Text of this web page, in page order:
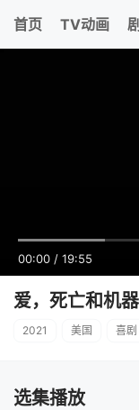
首页 TV动画
00:00 / 19:55
爱，死亡和机
2021 美国 喜剧
选集播放